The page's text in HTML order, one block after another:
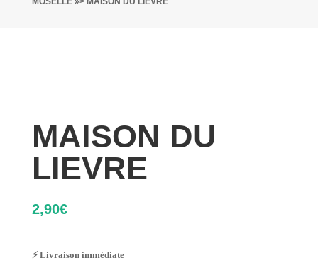
MAISON DU
LIEVRE
2,90€
⚡ Livraison immédiate